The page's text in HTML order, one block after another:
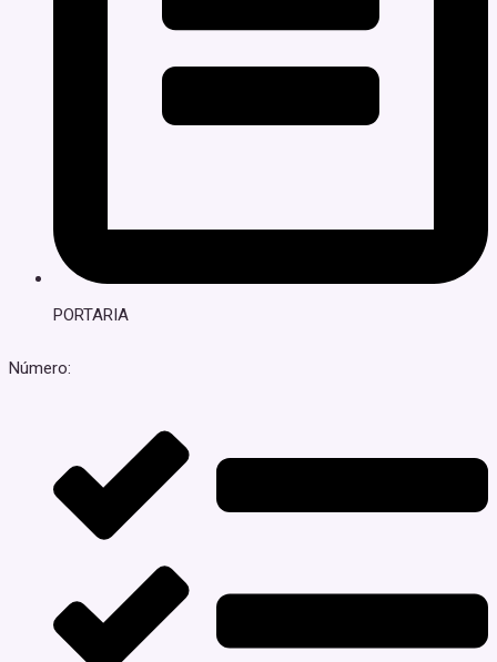
PORTARIA
Número: